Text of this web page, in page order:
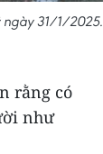
ngày 31/1/2025.
rằng có
như